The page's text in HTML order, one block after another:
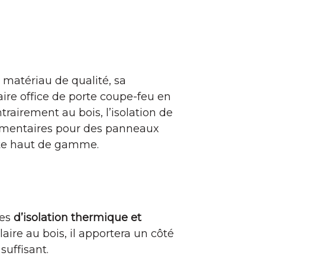
de qualité, sa
office de porte coupe-feu en
au bois, l’isolation de
pour des panneaux
haut de gamme.
d’isolation thermique et
au bois, il apportera un côté